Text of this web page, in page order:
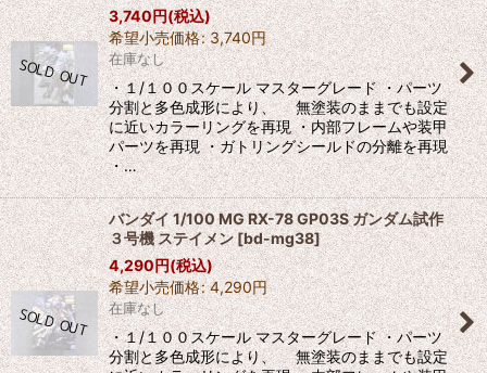
3,740円(税込)
希望小売価格: 3,740円
在庫なし
・１/１００スケール マスターグレード ・パーツ
分割と多色成形により、 無塗装のままでも設定
に近いカラーリングを再現 ・内部フレームや装甲
パーツを再現 ・ガトリングシールドの分離を再現
・…
バンダイ 1/100 MG RX-78 GP03S ガンダム試作
３号機 ステイメン [bd-mg38]
4,290円(税込)
希望小売価格: 4,290円
在庫なし
・１/１００スケール マスターグレード ・パーツ
分割と多色成形により、 無塗装のままでも設定